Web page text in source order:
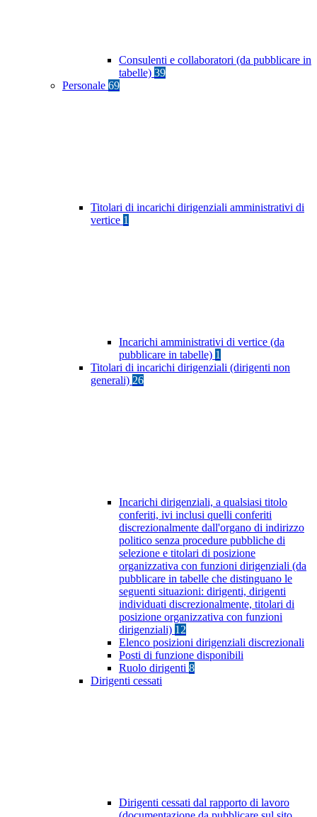
Consulenti e collaboratori (da pubblicare in
tabelle) 39
Personale 69
Titolari di incarichi dirigenziali amministrativi di
vertice 1
Incarichi amministrativi di vertice (da
pubblicare in tabelle) 1
Titolari di incarichi dirigenziali (dirigenti non
generali) 26
Incarichi dirigenziali, a qualsiasi titolo
conferiti, ivi inclusi quelli conferiti
discrezionalmente dall'organo di indirizzo
politico senza procedure pubbliche di
selezione e titolari di posizione
organizzativa con funzioni dirigenziali (da
pubblicare in tabelle che distinguano le
seguenti situazioni: dirigenti, dirigenti
individuati discrezionalmente, titolari di
posizione organizzativa con funzioni
dirigenziali) 12
Elenco posizioni dirigenziali discrezionali
Posti di funzione disponibili
Ruolo dirigenti 8
Dirigenti cessati
Dirigenti cessati dal rapporto di lavoro